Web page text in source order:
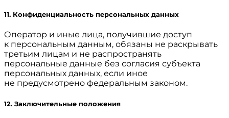
11. Конфиденциальность персональных данных
Оператор и иные лица, получившие доступ
к персональным данным, обязаны не раскрывать
третьим лицам и не распространять
персональные данные без согласия субъекта
персональных данных, если иное
не предусмотрено федеральным законом.
12. Заключительные положения